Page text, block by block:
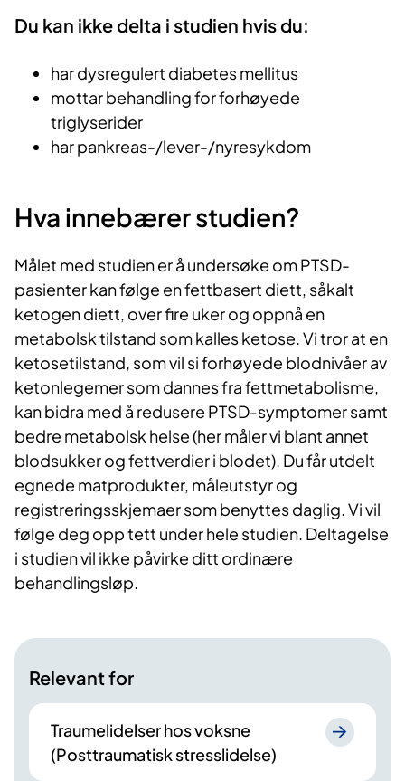
Du kan ikke delta i studien hvis du:
har dysregulert diabetes mellitus
mottar behandling for forhøyede
triglyserider
har pankreas-/lever-/nyresykdom
Hva innebærer studien?
Målet med studien er å undersøke om PTSD-
pasienter kan følge en fettbasert diett, såkalt
ketogen diett, over fire uker og oppnå en
metabolsk tilstand som kalles ketose. Vi tror at en
ketosetilstand, som vil si forhøyede blodnivåer av
ketonlegemer som dannes fra fettmetabolisme,
kan bidra med å redusere PTSD-symptomer samt
bedre metabolsk helse (her måler vi blant annet
blodsukker og fettverdier i blodet). Du får utdelt
egnede matprodukter, måleutstyr og
registreringsskjemaer som benyttes daglig. Vi vil
følge deg opp tett under hele studien. Deltagelse
i studien vil ikke påvirke ditt ordinære
behandlingsløp.
Relevant for
Traumelidelser hos voksne
(Posttraumatisk stresslidelse)